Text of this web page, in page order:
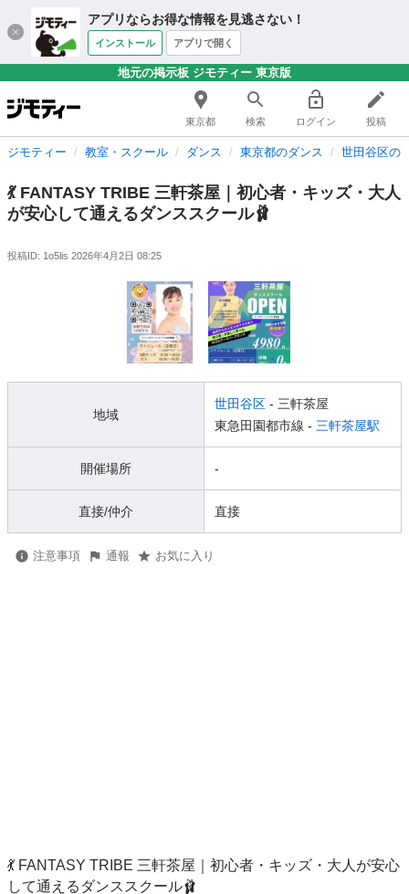
アプリならお得な情報を見逃さない！
インストール アプリで開く
地元の掲示板 ジモティー 東京版
東京都 検索 ログイン 投稿
ジモティー 教室・スクール ダンス 東京都のダンス 世田谷区の
💃 FANTASY TRIBE 三軒茶屋｜初心者・キッズ・大人
が安心して通えるダンススクール🩰
投稿ID: 1o5lis 2026年4月2日 08:25
地域
世田谷区 - 三軒茶屋
東急田園都市線 - 三軒茶屋駅
開催場所 -
直接/仲介 直接
注意事項 通報 お気に入り
💃 FANTASY TRIBE 三軒茶屋｜初心者・キッズ・大人が安心
して通えるダンススクール🩰